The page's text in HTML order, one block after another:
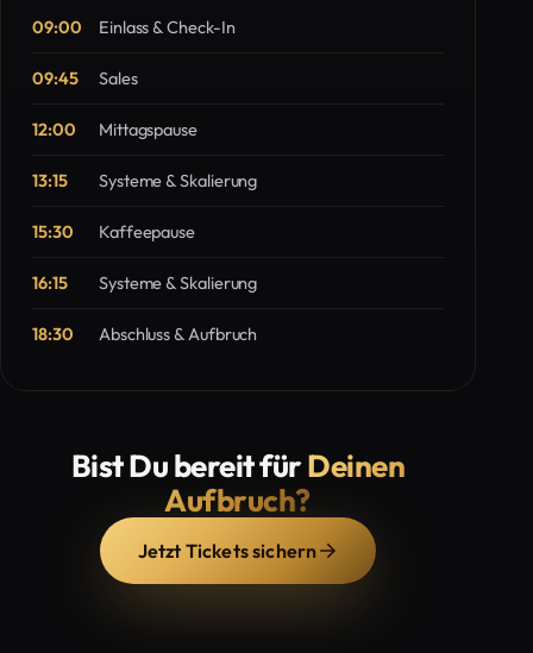
09:00 Einlass & Check-In
09:45 Sales
12:00 Mittagspause
13:15 Systeme & Skalierung
15:30 Kaffeepause
16:15 Systeme & Skalierung
18:30 Abschluss & Aufbruch
Bist Du bereit fürDeinen
Aufbruch?
Jetzt Tickets sichern